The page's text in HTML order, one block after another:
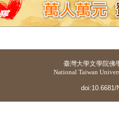
臺灣大學文學院佛
National Taiwan
doi:10.6681/